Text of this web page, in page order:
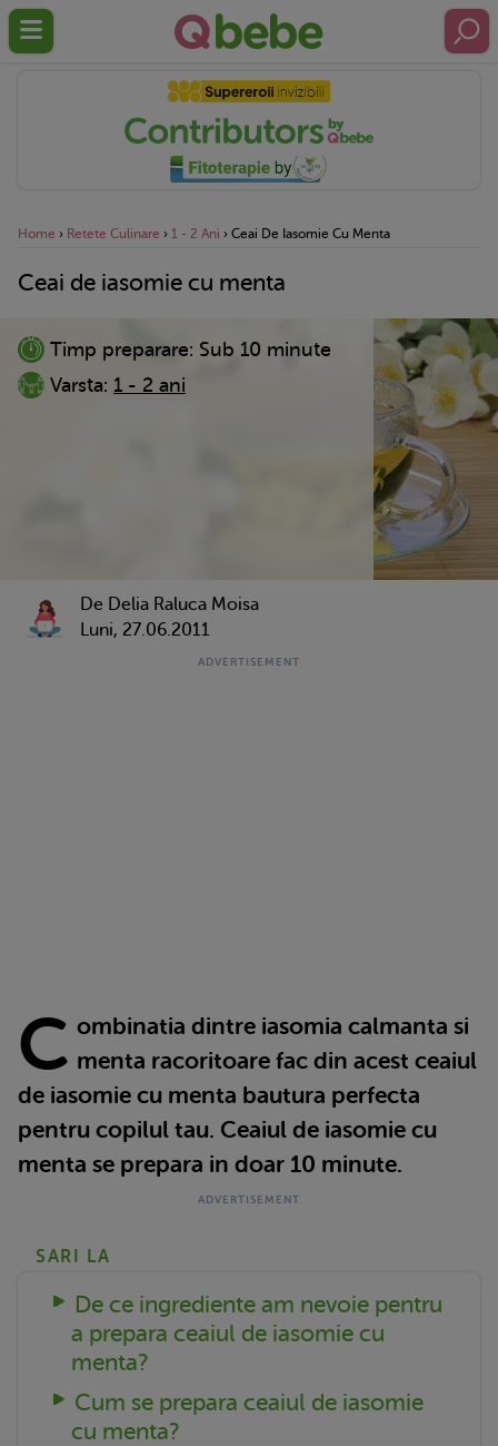
Home › Retete Culinare › 1 - 2 Ani › Ceai De Iasomie Cu Menta
Ceai de iasomie cu menta
Timp preparare: Sub 10 minute
Varsta: 1 - 2 ani
De Delia Raluca Moisa
Luni, 27.06.2011
C ombinatia dintre iasomia calmanta si
menta racoritoare fac din acest ceaiul
de iasomie cu menta bautura perfecta
pentru copilul tau. Ceaiul de iasomie cu
menta se prepara in doar 10 minute.
SARI LA
De ce ingrediente am nevoie pentru
a prepara ceaiul de iasomie cu
menta?
Cum se prepara ceaiul de iasomie
cu menta?